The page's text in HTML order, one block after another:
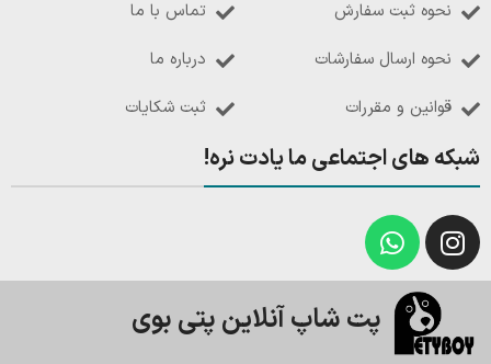
نحوه ثبت سفارش
نحوه ارسال سفارشات
قوانین و مقررات
تماس با ما
درباره ما
ثبت شکایات
شبکه های اجتماعی ما یادت نره!
پت شاپ آنلاین پتی بوی